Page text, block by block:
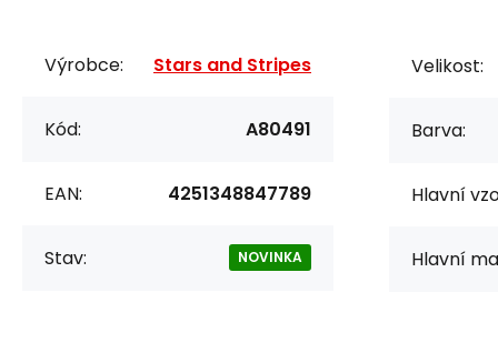
Výrobce: Stars and Stripes
Kód: A80491
EAN: 4251348847789
Stav: NOVINKA
Velikost:
Barva:
Hlavní
Hlavní